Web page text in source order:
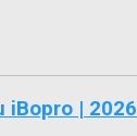
iBopro | 2026